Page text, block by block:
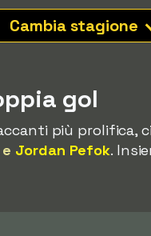
Cambia stagione
gol
più prolifica,
Jordan Pefok.